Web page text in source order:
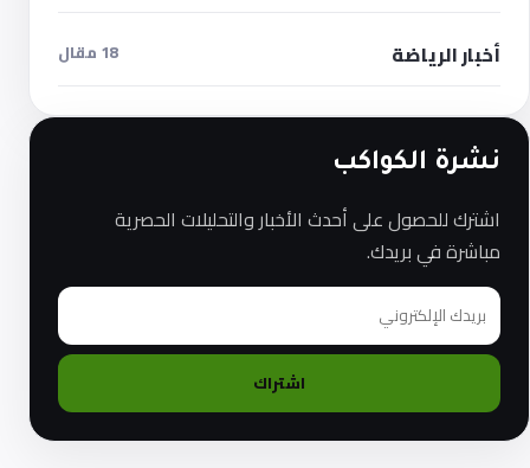
أخبار الرياضة 18 مقال
نشرة الكواكب
اشترك للحصول على أحدث الأخبار والتحليلات الحصرية
مباشرة في بريدك.
اشتراك